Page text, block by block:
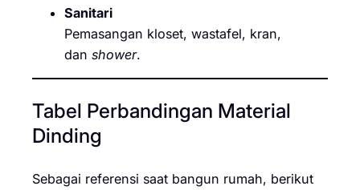
Sanitari
Pemasangan kloset, wastafel, kran,
dan shower.
Tabel Perbandingan Material
Dinding
Sebagai referensi saat bangun rumah, berikut